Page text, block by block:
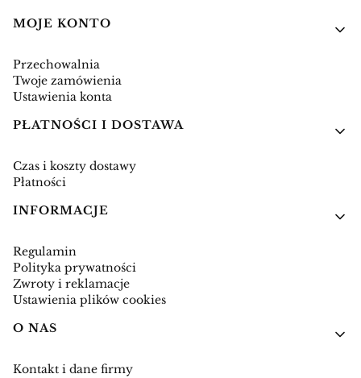
Linki w stopce
MOJE KONTO
Przechowalnia
Twoje zamówienia
Ustawienia konta
PŁATNOŚCI I DOSTAWA
Czas i koszty dostawy
Płatności
INFORMACJE
Regulamin
Polityka prywatności
Zwroty i reklamacje
Ustawienia plików cookies
O NAS
Kontakt i dane firmy